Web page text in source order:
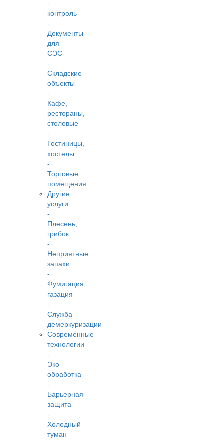
-
контроль
-
Документы
для
СЭС
-
Складские
объекты
-
Кафе,
рестораны,
столовые
-
Гостиницы,
хостелы
-
Торговые
помещения
Другие
услуги
-
Плесень,
грибок
-
Неприятные
запахи
-
Фумигация,
газация
-
Служба
демеркуризации
Современные
технологии
-
Эко
обработка
-
Барьерная
защита
-
Холодный
туман